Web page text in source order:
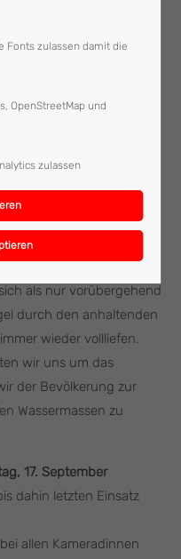
10 Uhr zu unserem
Regenfälle führten zu
In den
Dienstag, wurden wir zu
Tag als auch bei Nacht,
der Freiwilligen
die 8.000-Einwohner-
es sich um
durch Rohre und
als nur vorübergehend
durch den anhaltenden
wieder vollliefen.
wir uns um das
der Bevölkerung zur
Wassermassen zu
17. September
dahin letzten Einsatz
allen Kameradinnen
Fonts zulassen damit die
OpenStreetMap und
zulassen